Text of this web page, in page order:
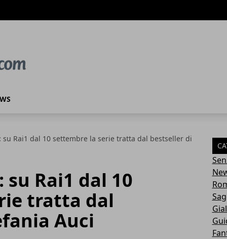
su Rai1 dal 10 settembre la serie tratta dal bestseller di
Rai1 dal 10
tratta dal
Auci